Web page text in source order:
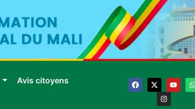
Avis citoyens